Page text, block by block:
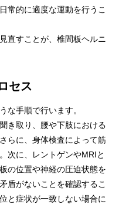
常的に適度な運動を行うこ
直すことが、椎間板ヘルニ
セス
な手順で行います。
き取り、腰や下肢における
らに、身体検査によって筋
次に、レントゲンやMRIと
の位置や神経の圧迫状態を
盾がないことを確認するこ
と症状が一致しない場合に